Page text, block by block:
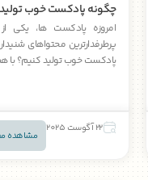
چگونه پادکست خوب
امروزه پادکست ها، یکی
پرطرفدارترین محتواهای
پادکست خوب تولید کنیم؟ با
22 آگوست 2025
مشاهده